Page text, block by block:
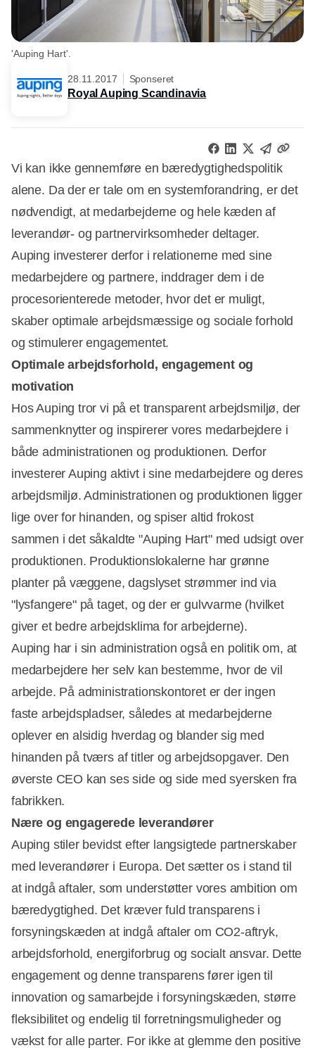
'Auping Hart'.
28.11.2017 Sponseret
Royal Auping Scandinavia
Vi kan ikke gennemføre en bæredygtighedspolitik
alene. Da der er tale om en systemforandring, er det
nødvendigt, at medarbejderne og hele kæden af
leverandør- og partnervirksomheder deltager.
Auping investerer derfor i relationerne med sine
medarbejdere og partnere, inddrager dem i de
procesorienterede metoder, hvor det er muligt,
skaber optimale arbejdsmæssige og sociale forhold
og stimulerer engagementet.
Optimale arbejdsforhold, engagement og
motivation
Hos Auping tror vi på et transparent arbejdsmiljø, der
sammenknytter og inspirerer vores medarbejdere i
både administrationen og produktionen. Derfor
investerer Auping aktivt i sine medarbejdere og deres
arbejdsmiljø. Administrationen og produktionen ligger
lige over for hinanden, og spiser altid frokost
sammen i det såkaldte "Auping Hart" med udsigt over
produktionen. Produktionslokalerne har grønne
planter på væggene, dagslyset strømmer ind via
"lysfangere" på taget, og der er gulvvarme (hvilket
giver et bedre arbejdsklima for arbejderne).
Auping har i sin administration også en politik om, at
medarbejdere her selv kan bestemme, hvor de vil
arbejde. På administrationskontoret er der ingen
faste arbejdspladser, således at medarbejderne
oplever en alsidig hverdag og blander sig med
hinanden på tværs af titler og arbejdsopgaver. Den
øverste CEO kan ses side og side med syersken fra
fabrikken.
Nære og engagerede leverandører
Auping stiler bevidst efter langsigtede partnerskaber
med leverandører i Europa. Det sætter os i stand til
at indgå aftaler, som understøtter vores ambition om
bæredygtighed. Det kræver fuld transparens i
forsyningskæden at indgå aftaler om CO2-aftryk,
arbejdsforhold, energiforbrug og socialt ansvar. Dette
engagement og denne transparens fører igen til
innovation og samarbejde i forsyningskæden, større
fleksibilitet og endelig til forretningsmuligheder og
vækst for alle parter. For ikke at glemme den positive